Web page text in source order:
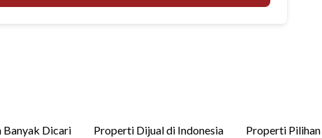
Banyak Dicari Properti Dijual di Indonesia Properti Pilihan